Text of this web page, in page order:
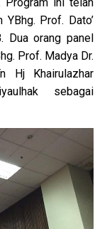
Prof. Dato’
Dua orang panel
Prof. Madya Dr.
Hj Khairulazhar
sebagai